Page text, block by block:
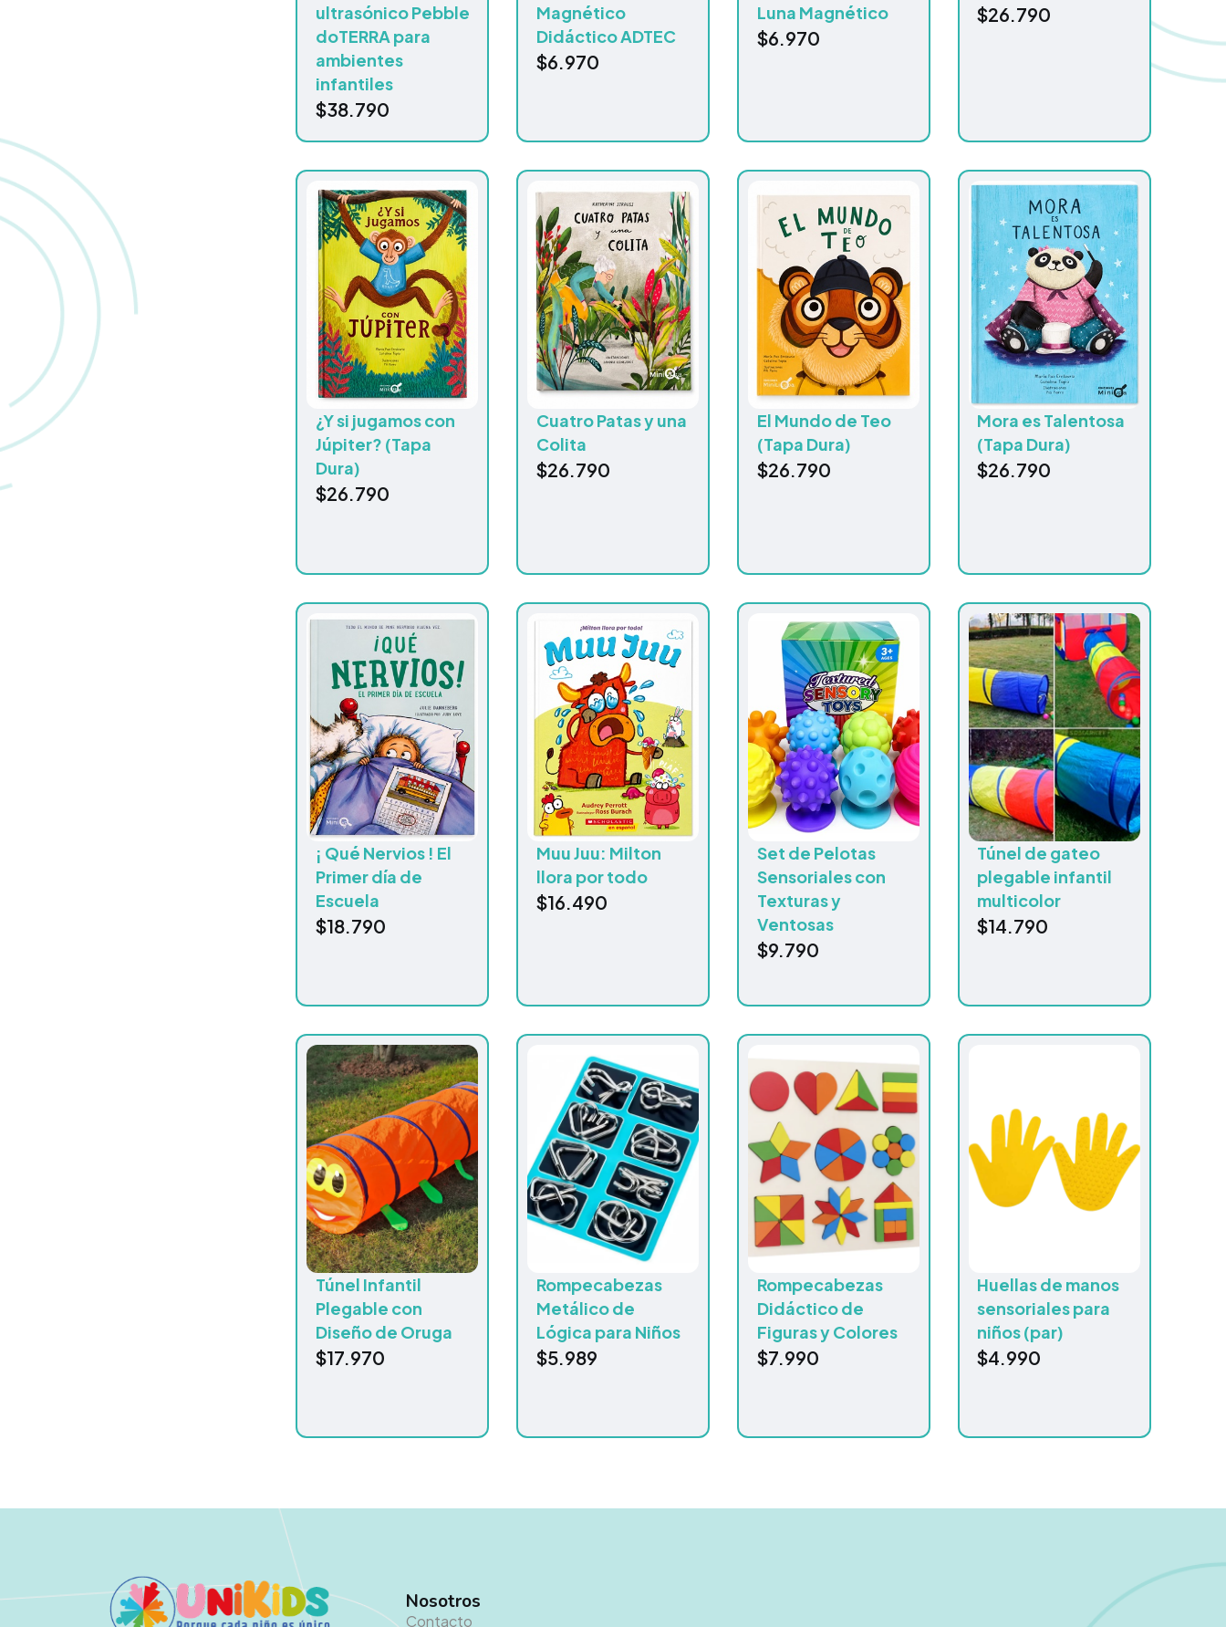
ultrasónico Pebble
doTERRA para
ambientes
infantiles
$38.790
Magnético
Didáctico ADTEC
$6.970
Luna Magnético
$6.970
$26.790
¿Y si jugamos con
Júpiter? (Tapa
Dura)
$26.790
Cuatro Patas y una
Colita
$26.790
El Mundo de Teo
(Tapa Dura)
$26.790
Mora es Talentosa
(Tapa Dura)
$26.790
¡ Qué Nervios ! El
Primer día de
Escuela
$18.790
Muu Juu: Milton
llora por todo
$16.490
Set de Pelotas
Sensoriales con
Texturas y
Ventosas
$9.790
Túnel de gateo
plegable infantil
multicolor
$14.790
Túnel Infantil
Plegable con
Diseño de Oruga
$17.970
Rompecabezas
Metálico de
Lógica para Niños
$5.989
Rompecabezas
Didáctico de
Figuras y Colores
$7.990
Huellas de manos
sensoriales para
niños (par)
$4.990
Nosotros
Contacto